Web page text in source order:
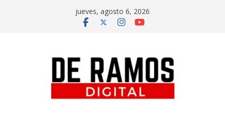
jueves, agosto 6, 2026